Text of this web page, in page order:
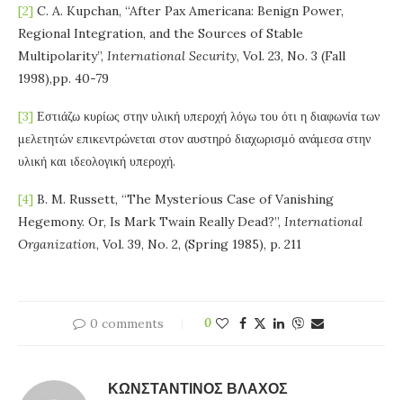
[2] C. A. Kupchan, “After Pax Americana: Benign Power,
Regional Integration, and the Sources of Stable
Multipolarity”, International Security, Vol. 23, No. 3 (Fall
1998),pp. 40-79
[3] Εστιάζω κυρίως στην υλική υπεροχή λόγω του ότι η διαφωνία των
μελετητών επικεντρώνεται στον αυστηρό διαχωρισμό ανάμεσα στην
υλική και ιδεολογική υπεροχή.
[4] B. M. Russett, “The Mysterious Case of Vanishing
Hegemony. Or, Is Mark Twain Really Dead?”, International
Organization, Vol. 39, No. 2, (Spring 1985), p. 211
0 comments 0
ΚΩΝΣΤΑΝΤΊΝΟΣ ΒΛΆΧΟΣ